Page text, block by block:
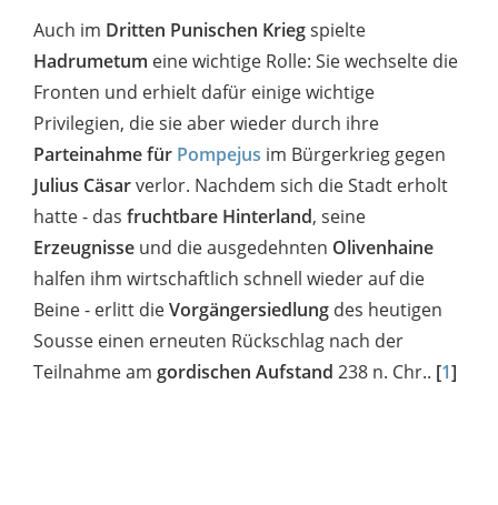
Auch im Dritten Punischen Kriegspielte
Hadrumetum eine wichtige Rolle: Sie wechselte die
Fronten und erhielt dafür einige wichtige
Privilegien, die sie aber wieder durch ihre
Parteinahme für Pompejus im Bürgerkrieg gegen
Julius Cäsarverlor. Nachdem sich die Stadt erholt
hatte - das fruchtbare Hinterland, seine
Erzeugnisse und die ausgedehnten Olivenhaine
halfen ihm wirtschaftlich schnell wieder auf die
Beine - erlitt dieVorgängersiedlung des heutigen
Sousse einen erneuten Rückschlag nach der
Teilnahme am gordischen Aufstand 238 n. Chr.. [1]